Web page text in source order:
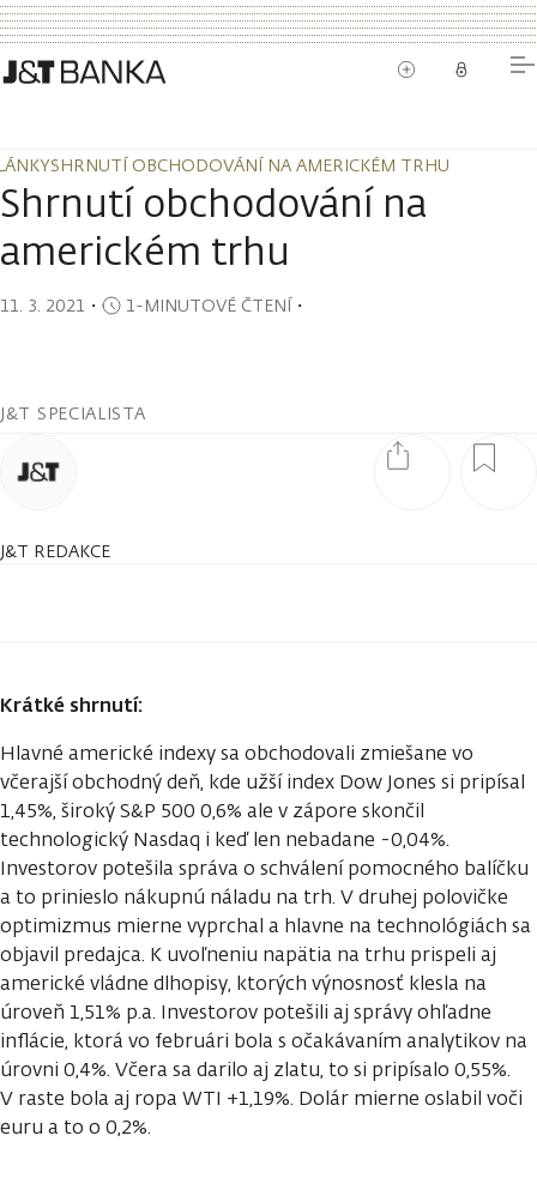
SHRNUTÍ OBCHODOVÁNÍ NA AMERICKÉM TRHU
SHRNUTÍ OBCHODOVÁNÍ NA AMERICKÉM TRHU
Shrnutí obchodování na
americkém trhu
11. 3. 2021 ・ 1-MINUTOVÉ ČTENÍ・
J&T SPECIALISTA
J&T REDAKCE
Krátké shrnutí:
Hlavné americké indexy sa obchodovali zmiešane vo
včerajší obchodný deň, kde užší index Dow Jones si pripísal
1,45%, široký S&P 500 0,6% ale v zápore skončil
technologický Nasdaq i keď len nebadane -0,04%.
Investorov potešila správa o schválení pomocného balíčku
a to prinieslo nákupnú náladu na trh. V druhej polovičke
optimizmus mierne vyprchal a hlavne na technológiách sa
objavil predajca. K uvoľneniu napätia na trhu prispeli aj
americké vládne dlhopisy, ktorých výnosnosť klesla na
úroveň 1,51% p.a. Investorov potešili aj správy ohľadne
inflácie, ktorá vo februári bola s očakávaním analytikov na
úrovni 0,4%. Včera sa darilo aj zlatu, to si pripísalo 0,55%.
V raste bola aj ropa WTI +1,19%. Dolár mierne oslabil voči
euru a to o 0,2%.